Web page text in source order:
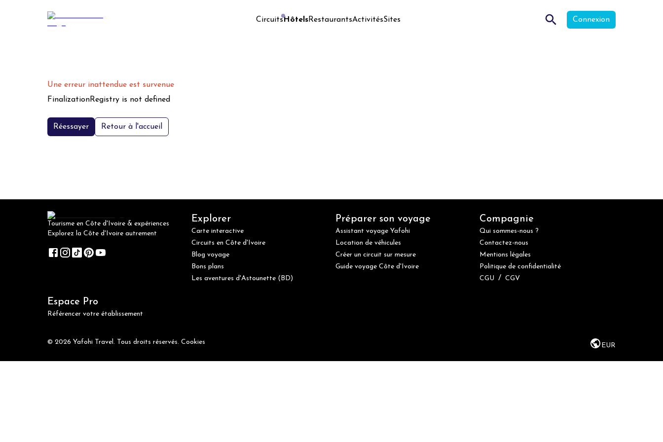
CircuitsHôtelsRestaurantsActivitésSites Connexion
Une erreur inattendue est survenue
FinalizationRegistry is not defined
Réessayer Retour à l'accueil
Tourisme en Côte d'Ivoire & expériences
Explorez la Côte d'Ivoire autrement
Explorer
Carte interactive
Circuits en Côte d'Ivoire
Blog voyage
Bons plans
Les aventures d'Astounette (BD)
Préparer son voyage
Assistant voyage Yafohi
Location de véhicules
Créer un circuit sur mesure
Guide voyage Côte d'Ivoire
Compagnie
Qui sommes-nous ?
Contactez-nous
Mentions légales
Politique de confidentialité
CGU / CGV
Espace Pro
Référencer votre établissement
© 2026 Yafohi Travel. Tous droits réservés. Cookies EUR